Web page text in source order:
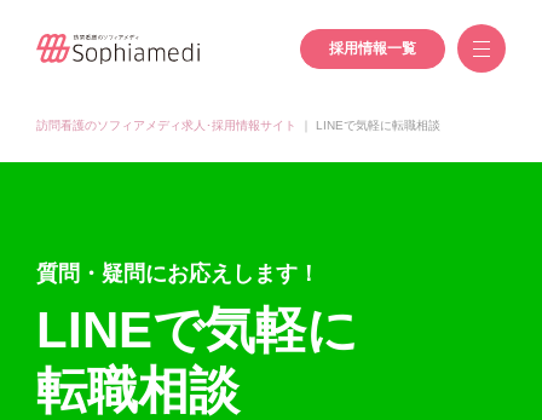
採用情報一覧
訪問看護のソフィアメディ求人･採用情報サイト LINEで気軽に転職相談
質問・疑問にお応えします！
LINEで気軽に
転職相談